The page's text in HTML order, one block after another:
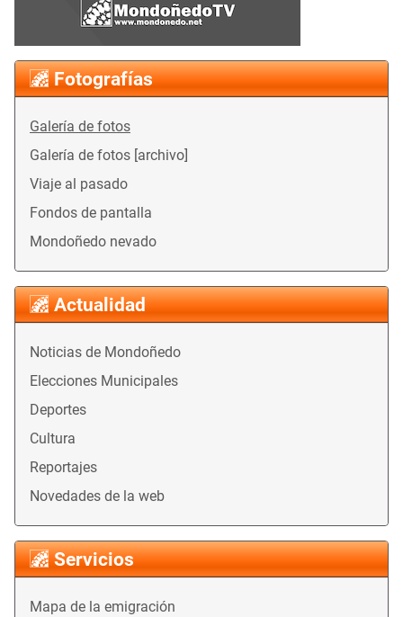
Fotografías
Galería de fotos
Galería de fotos [archivo]
Viaje al pasado
Fondos de pantalla
Mondoñedo nevado
Actualidad
Noticias de Mondoñedo
Elecciones Municipales
Deportes
Cultura
Reportajes
Novedades de la web
Servicios
Mapa de la emigración